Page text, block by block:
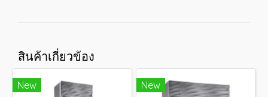
สินค้าเกี่ยวข้อง
New New